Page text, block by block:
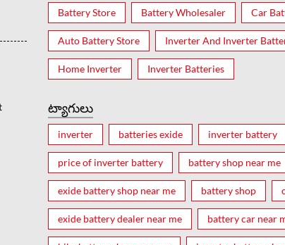
Battery Store Battery Wholesaler Car
Auto Battery Store Inverter And Inverter
Home Inverter Inverter Batteries
ట్యాగులు
inverter batteries exide inverter battery
price of inverter battery battery shop near me
exide battery shop near me battery shop
exide battery dealer near me battery car near